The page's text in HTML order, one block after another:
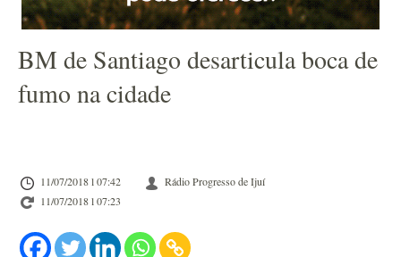
BM de Santiago desarticula boca de
fumo na cidade
11/07/2018 l 07:42
Rádio Progresso de Ijuí
11/07/2018 l 07:23